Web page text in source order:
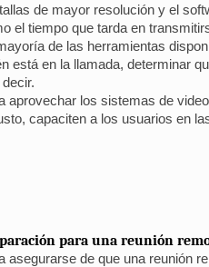
de mayor resolución y el
el tiempo que tarda en
de las herramientas
está en la llamada, determinar
aprovechar los sistemas de
capaciten a los usuarios en
para una reunión
asegurarse de que una reunión